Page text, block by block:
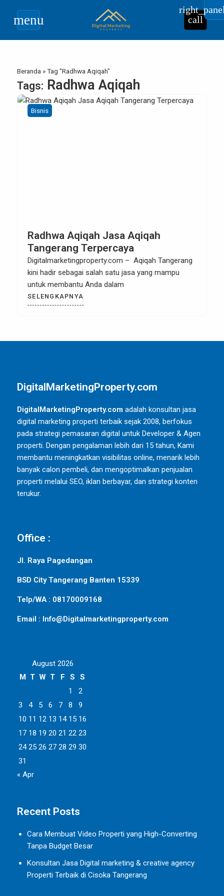
menu call
Beranda »Tag "Radhwa Aqiqah"
Tags: Radhwa Aqiqah
Bisnis
Radhwa Aqiqah Jasa Aqiqah
Tangerang Terpercaya
Digitalmarketingproperty.com – Aqiqah Tangerang
kini hadir sebagai salah satu jasa yang mampu
untuk membantu Anda dalam
SELENGKAPNYA
DigitalMarketingProperty.com
DigitalMarketingProperty.com adalah konsultan jasa
digital marketing properti terbaik sejak 2008, berfokus
pada strategi pemasaran digital untuk Developer & Agen
properti. Dengan pengalaman lebih dari 15 tahun, Kami
membantu meningkatkan visibilitas online, menarik lebih
banyak calon pembeli, dan mengoptimalkan penjualan
properti melalui SEO, iklan berbayar, dan strategi konten
terukur.
Office :
Jl. Raya Pagedangan
BSD City Tangerang Banten 15339
Telp/WA : 08170009168
Email : Info@Digitalmarketingproperty.com
August 2026
M T W T F S
S
1
2
3
4 5 6 7 8
9
10 11 12 13 14 15 16
17 18 19 20 21 22 23
24 25 26 27 28 29 30
31
« Apr
Recent Posts
Cara Membuat Video Properti yang High-Converting
Tanpa Budget Besar
Konsultan Jasa Digital marketing & creative agency
Properti Terbaik di Cisoka Tangerang